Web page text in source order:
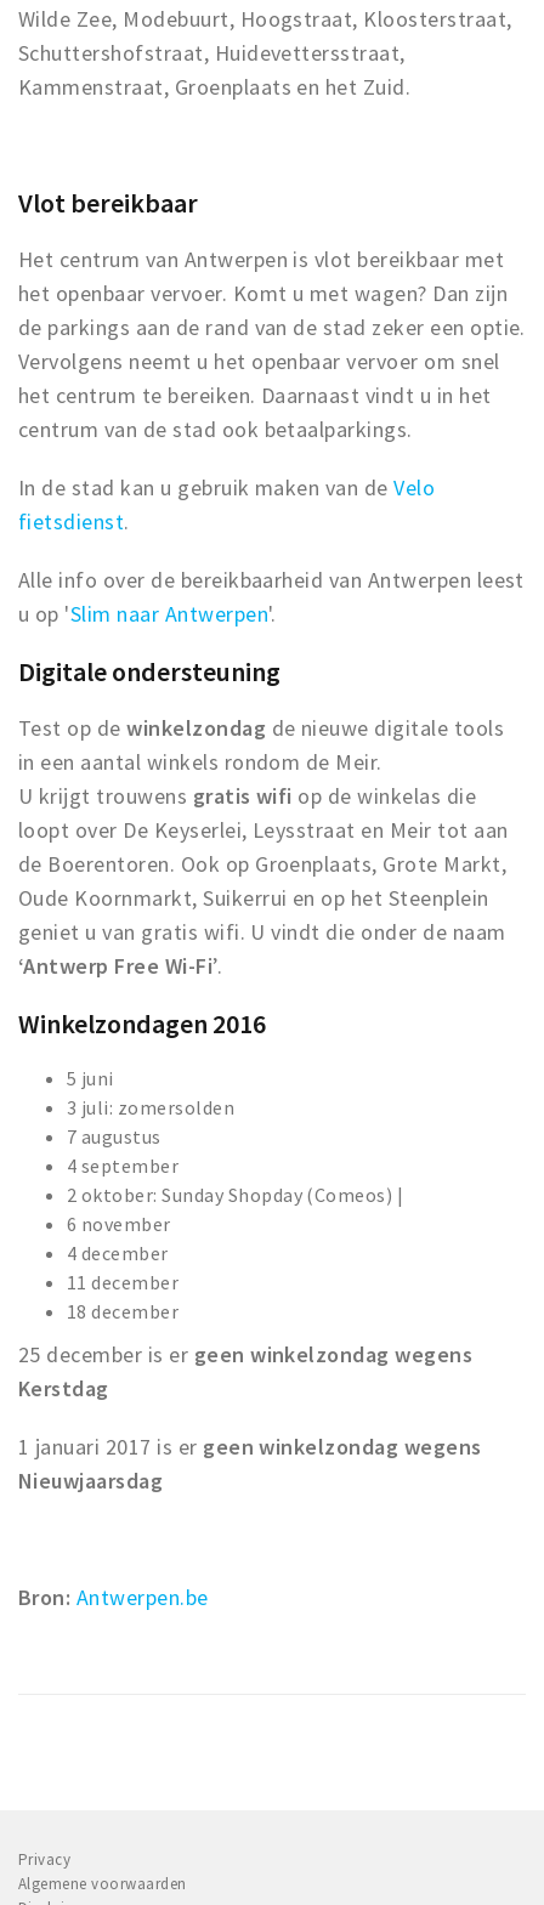
Wilde Zee, Modebuurt, Hoogstraat, Kloosterstraat,
Schuttershofstraat, Huidevettersstraat,
Kammenstraat, Groenplaats en het Zuid.
Vlot bereikbaar
Het centrum van Antwerpen is vlot bereikbaar met
het openbaar vervoer. Komt u met wagen? Dan zijn
de parkings aan de rand van de stad zeker een optie.
Vervolgens neemt u het openbaar vervoer om snel
het centrum te bereiken. Daarnaast vindt u in het
centrum van de stad ook betaalparkings.
In de stad kan u gebruik maken van deVelo
fietsdienst.
Alle info over de bereikbaarheid van Antwerpen leest
u op 'Slim naar Antwerpen'.
Digitale ondersteuning
Test op dewinkelzondag de nieuwe digitale tools
in een aantal winkels rondom de Meir.
U krijgt trouwens gratis wifi op de winkelas die
loopt over De Keyserlei, Leysstraat en Meir tot aan
de Boerentoren. Ook op Groenplaats, Grote Markt,
Oude Koornmarkt, Suikerrui en op het Steenplein
geniet u van gratis wifi. U vindt die onder de naam
‘Antwerp Free Wi-Fi’.
Winkelzondagen 2016
5 juni
3 juli: zomersolden
7 augustus
4 september
2 oktober: Sunday Shopday (Comeos) |
6 november
4 december
11 december
18 december
25 december is er geen winkelzondag wegens
Kerstdag
1 januari 2017 is er geen winkelzondag wegens
Nieuwjaarsdag
Bron: Antwerpen.be
Privacy
Algemene voorwaarden